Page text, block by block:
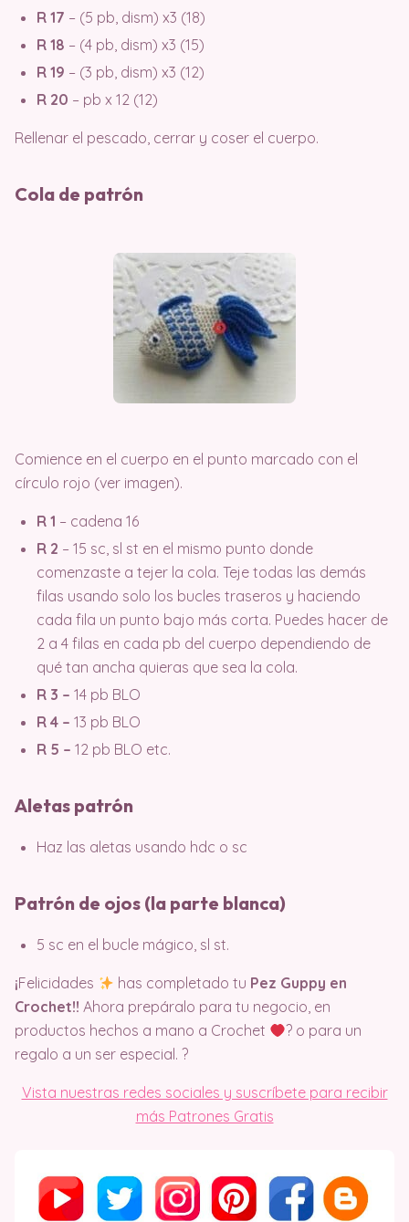
R 17 – (5 pb, dism) x3 (18)
R 18 – (4 pb, dism) x3 (15)
R 19 – (3 pb, dism) x3 (12)
R 20 – pb x 12 (12)
Rellenar el pescado, cerrar y coser el cuerpo.
Cola de patrón
Comience en el cuerpo en el punto marcado con el
círculo rojo (ver imagen).
R 1 – cadena 16
R 2 – 15 sc, sl st en el mismo punto donde
comenzaste a tejer la cola. Teje todas las demás
filas usando solo los bucles traseros y haciendo
cada fila un punto bajo más corta. Puedes hacer de
2 a 4 filas en cada pb del cuerpo dependiendo de
qué tan ancha quieras que sea la cola.
R 3 – 14 pb BLO
R 4 – 13 pb BLO
R 5 – 12 pb BLO etc.
Aletas patrón
Haz las aletas usando hdc o sc
Patrón de ojos (la parte blanca)
5 sc en el bucle mágico, sl st.
¡Felicidades has completado tu Pez Guppy en
Crochet!! Ahora prepáralo para tu negocio, en
productos hechos a mano a Crochet
? o para un
regalo a un ser especial. ?
Vista nuestras redes sociales y suscríbete para recibir
más Patrones Gratis